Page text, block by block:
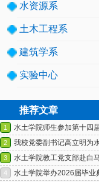
水资源系
土木工程系
建筑学系
实验中心
推荐文章